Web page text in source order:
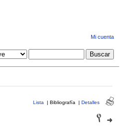
Mi cuenta
Lista | Bibliografía | Detalles